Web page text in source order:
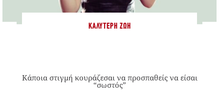
ΚΑΛΎΤΕΡΗ ΖΩΉ
Κάποια στιγμή κουράζεσαι να προσπαθείς να είσαι
“σωστός”